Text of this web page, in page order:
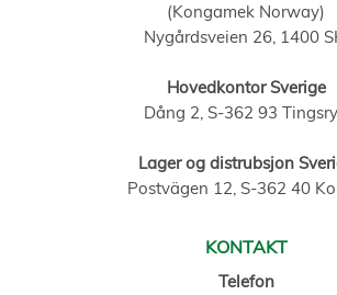
(Kongamek Norway)
Nygårdsveien 26, 1400
Hovedkontor Sverige
Dång 2, S-362 93
Lager og distrubsjon
Postvägen 12, S-362 40
KONTAKT
Telefon